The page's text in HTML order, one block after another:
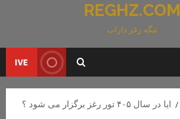
REGHZ.COM
تنگه رغز داراب
IVE
ایا در سال ۴۰۵ تور رغز برگزار می شود ؟